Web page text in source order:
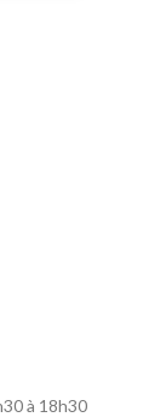
à 18h30